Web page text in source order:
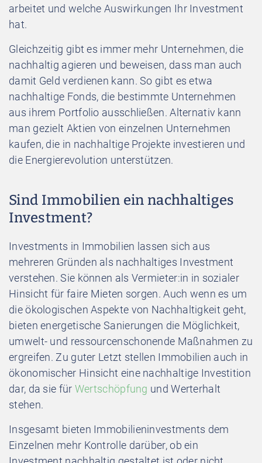
arbeitet und welche Auswirkungen Ihr Investment
hat.
Gleichzeitig gibt es immer mehr Unternehmen, die
nachhaltig agieren und beweisen, dass man auch
damit Geld verdienen kann. So gibt es etwa
nachhaltige Fonds, die bestimmte Unternehmen
aus ihrem Portfolio ausschließen. Alternativ kann
man gezielt Aktien von einzelnen Unternehmen
kaufen, die in nachhaltige Projekte investieren und
die Energierevolution unterstützen.
Sind Immobilien ein nachhaltiges
Investment?
Investments in Immobilien lassen sich aus
mehreren Gründen als nachhaltiges Investment
verstehen. Sie können als Vermieter:in in sozialer
Hinsicht für faire Mieten sorgen. Auch wenn es um
die ökologischen Aspekte von Nachhaltigkeit geht,
bieten energetische Sanierungen die Möglichkeit,
umwelt- und ressourcenschonende Maßnahmen zu
ergreifen. Zu guter Letzt stellen Immobilien auch in
ökonomischer Hinsicht eine nachhaltige Investition
dar, da sie für Wertschöpfung und Werterhalt
stehen.
Insgesamt bieten Immobilieninvestments dem
Einzelnen mehr Kontrolle darüber, ob ein